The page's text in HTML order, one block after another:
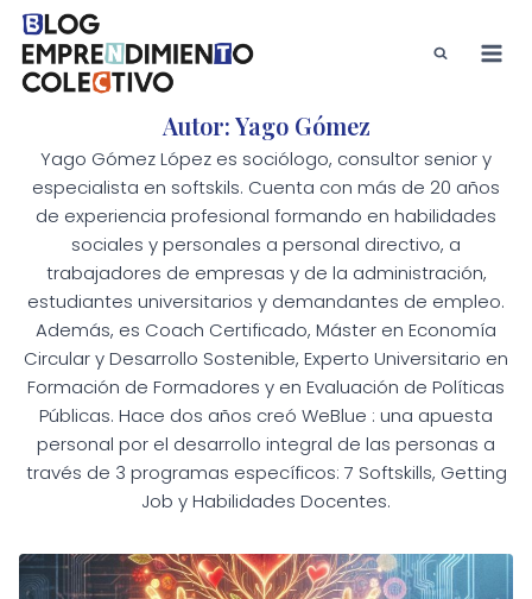
Saltar
contenido
Autor: Yago Gómez
Yago Gómez López es sociólogo, consultor senior y
especialista en softskils. Cuenta con más de 20 años
de experiencia profesional formando en habilidades
sociales y personales a personal directivo, a
trabajadores de empresas y de la administración,
estudiantes universitarios y demandantes de empleo.
Además, es Coach Certificado, Máster en Economía
Circular y Desarrollo Sostenible, Experto Universitario en
Formación de Formadores y en Evaluación de Políticas
Públicas. Hace dos años creó WeBlue : una apuesta
personal por el desarrollo integral de las personas a
través de 3 programas específicos: 7 Softskills, Getting
Job y Habilidades Docentes.